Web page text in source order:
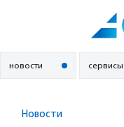
новости сервисы
Новости